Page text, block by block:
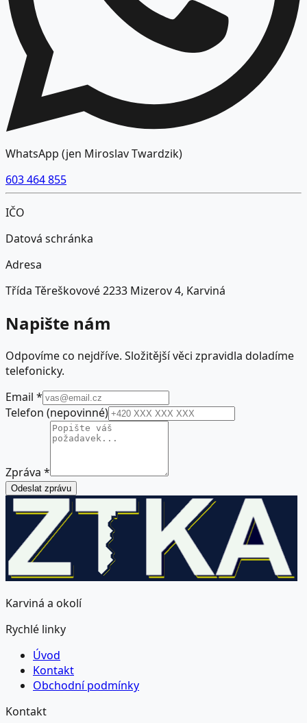
WhatsApp (jen Miroslav Twardzik)
603 464 855
IČO
Datová schránka
Adresa
Třída Těreškovové 2233 Mizerov 4, Karviná
Napište nám
Odpovíme co nejdříve. Složitější věci zpravidla doladíme
telefonicky.
Email *
Telefon (nepovinné)
Zpráva *
Odeslat zprávu
Karviná a okolí
Rychlé linky
Úvod
Kontakt
Obchodní podmínky
Kontakt